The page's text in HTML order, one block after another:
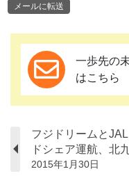
メールに転送
一歩先の
はこちら
フジドリームと
ドシェア運航、北
2015年1月30日